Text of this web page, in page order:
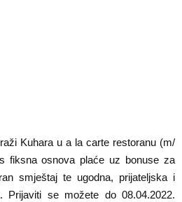
Kuhara u a la carte restoranu (m/
fiksna osnova plaće uz bonuse za
smještaj te ugodna, prijateljska i
Prijaviti se možete do 08.04.2022.